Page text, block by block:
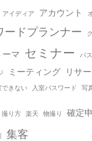
アイディア アカウント
ードプランナー
ーマ セミナー パ
ミーティング リサ
できない 入室パスワード 写
撮り方 楽天 物撮り 確定
集客